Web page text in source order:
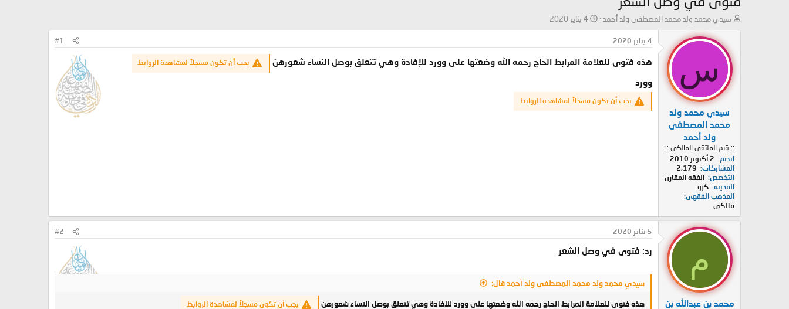
ب
ئ
ا
ل
م
و
و
ع
سيدي محمد ولد محمد المصطفى ولد أحمد
ت
ا
ي
خ
ب
د
ء
4 يناير 2020
س
سيدي محمد ولد
محمد المصطفى
ولد أحمد
:: قيم الملتقى المالكي ::
انضم
2 أكتوبر 2010
المشاركات
2,179
التخصص الفقه المقارن
المدينة كرو
المذهب الفقهي
مالكي
4 يناير 2020 #1
هذه فتوى للعلامة المرابط الحاج رحمه الله وضعتها على وورد للإفادة وهي تتعلق بوصل النساء شعورهن يجب أن تكون مسجلاً لمشاهدة الروابط
وورد
يجب أن تكون مسجلاً لمشاهدة الروابط
م
محمد بن عبدالله بن
5 يناير 2020 #2
رد: فتوى في وصل الشعر
سيدي محمد ولد محمد المصطفى ولد أحمد قال:
هذه فتوى للعلامة المرابط الحاج رحمه الله وضعتها على وورد للإفادة وهي تتعلق بوصل النساء شعورهن يجب أن تكون مسجلاً لمشاهدة الروابط